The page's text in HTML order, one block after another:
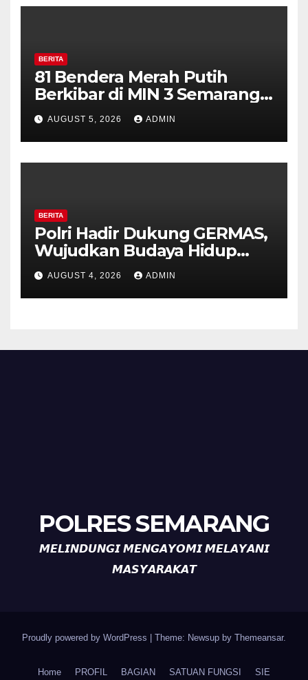
BERITA
81 Bendera Merah Putih
Berkibar di MIN 3 Semarang,
Bhabinkamtibmas Desa
Timpik Hadiri Peringatan
HUT ke-81 Kemerdekaan RI
AUGUST 5, 2026 ADMIN
BERITA
Polri Hadir Dukung GERMAS,
Wujudkan Budaya Hidup
Sehat di Kecamatan Pabelan
AUGUST 4, 2026 ADMIN
POLRES SEMARANG
𝙈𝙀𝙇𝙄𝙉𝘿𝙐𝙉𝙂𝙄 𝙈𝙀𝙉𝙂𝘼𝙔𝙊𝙈𝙄 𝙈𝙀𝙇𝘼𝙔𝘼𝙉𝙄
𝙈𝘼𝙎𝙔𝘼𝙍𝘼𝙆𝘼𝙏
Proudly powered by WordPress Theme: Newsup by Themeansar.
Home PROFIL BAGIAN SATUAN FUNGSI SIE